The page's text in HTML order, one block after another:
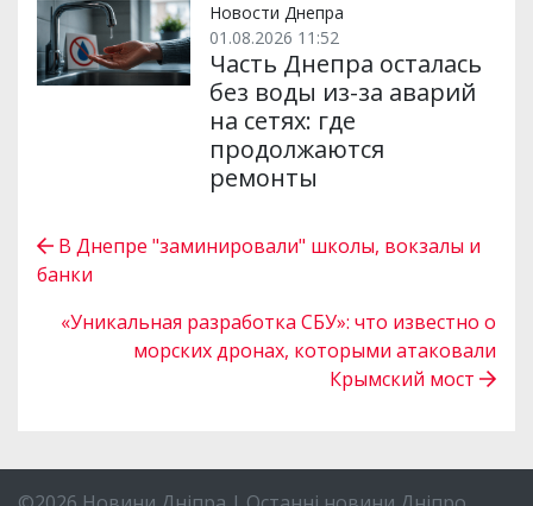
Новости Днепра
01.08.2026 11:52
Часть Днепра осталась
без воды из-за аварий
на сетях: где
продолжаются
ремонты
В Днепре "заминировали" школы, вокзалы и
банки
«Уникальная разработка СБУ»: что известно о
морских дронах, которыми атаковали
Крымский мост